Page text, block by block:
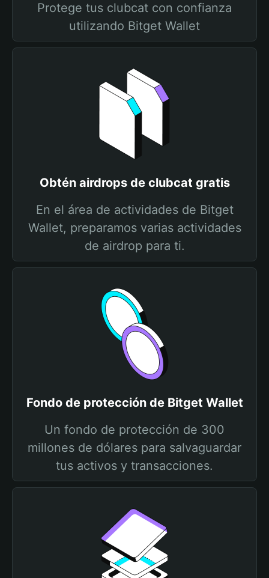
Protege tus clubcat con confianza
utilizando Bitget Wallet
Obtén airdrops de clubcat gratis
En el área de actividades de Bitget
Wallet, preparamos varias actividades
de airdrop para ti.
Fondo de protección de Bitget Wallet
Un fondo de protección de 300
millones de dólares para salvaguardar
tus activos y transacciones.